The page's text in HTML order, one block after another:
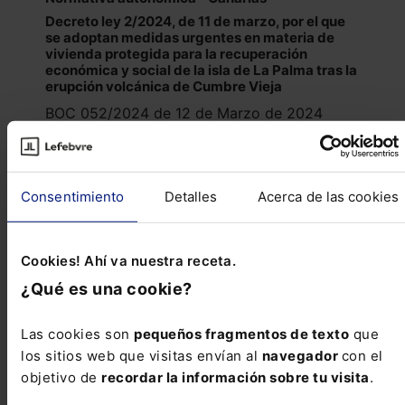
Consentimiento Detalles Acerca de las cookies
Cookies! Ahí va nuestra receta.
¿Qué es una cookie?
Las cookies son pequeños fragmentos de texto que
los sitios web que visitas envían al navegador con el
objetivo de recordar la información sobre tu visita.
Decreto ley 2/2024, de 11 de marzo, por el que
se adoptan medidas urgentes en materia de
vivienda protegida para la recuperación
económica y social de la isla de La Palma tras la
erupción volcánica de Cumbre Vieja
BOC 052/2024 de 12 de Marzo de 2024
Normativa autonómica - Canarias
Decreto-ley 3/2024, de 11 de marzo, de
Vieja
BOC 52/2024 de 12 de Marzo de 2024
Reseñas de jurisprudencia